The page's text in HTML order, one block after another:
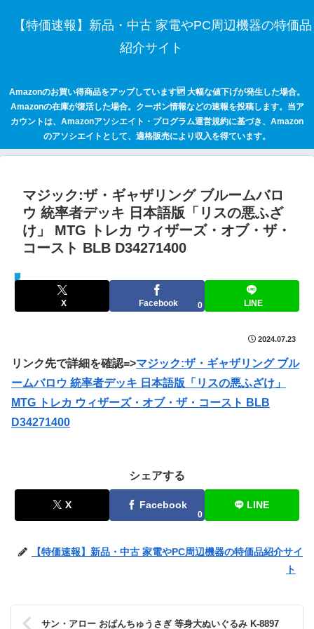
【特価速報】新品・中古 家電やPC周辺機器の特価品
紹介サイト
Amazonのお買い得商品をアップしています🆙 大幅な値下げが発生した場合。
Amazonの在庫が復活した場合。クーポン情報などの速報を投稿します。当ア
カウントは、Amazonアソシエイト・プログラム運営規約に基づき、Amazon
のアソシエイトとして、適格販売により収入を得ています。
マジック:ザ・ギャザリング ブルームバロ
ウ 統率者デッキ 日本語版「リスの悪ふざ
け」 MTG トレカ ウィザーズ・オブ・ザ・
コースト BLB D34271400
セールハンター 激安情報まとめサイト
X Facebook 0 LINE
2024.07.23
リンク先で詳細を確認=>マジック:ザ・ギャザリング ブル
ームバロウ 統率者デッキ 日本語版「リスの悪ふざけ」
MTG トレカ ウィザーズ・オブ・ザ・コースト BLB
D34271400
シェアする
X Facebook
0
LINE
【特価速報】新品・中古 家電やPC周辺機器の特価品紹介サイ
ト
サン・アロー おぱんちゅうさぎ 等身大ぬいぐるみ K-8897